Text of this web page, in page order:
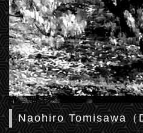
Naohiro Tomisawa